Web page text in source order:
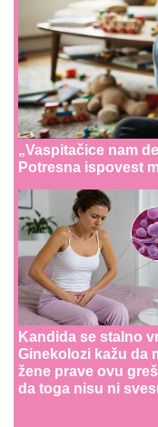
„Vaspitačice nam
Potresna ispovest
Kandida se stalno
Ginekolozi kažu da
žene prave ovu
da toga nisu ni